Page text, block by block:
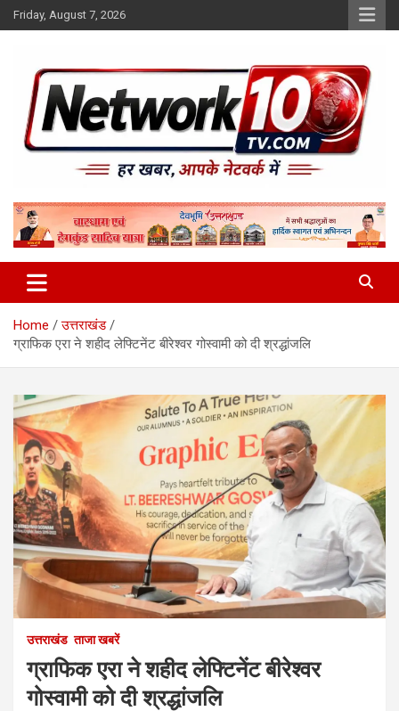
Skip
to
Friday, August 7, 2026
Network10tv
Home
उत्तराखंड
ग्राफिक एरा ने शहीद लेफ्टिनेंट बीरेश्वर गोस्वामी को दी श्रद्धांजलि
उत्तराखंड ताजा खबरें
ग्राफिक एरा ने शहीद लेफ्टिनेंट बीरेश्वर
गोस्वामी को दी श्रद्धांजलि